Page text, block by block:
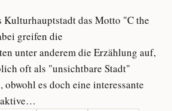
Kulturhauptstadt das Motto "C the
greifen die
unter anderem die Erzählung auf,
oft als "unsichtbare Stadt"
es doch eine interessante
aktive…